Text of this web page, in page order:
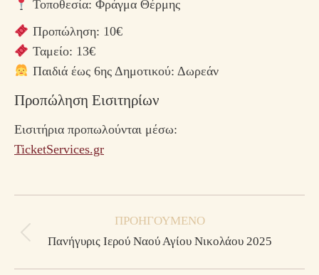
Τοποθεσία: Φράγμα Θέρμης
Προπώληση: 10€
Ταμείο: 13€
Παιδιά έως 6ης Δημοτικού: Δωρεάν
Προπώληση Εισιτηρίων
Εισιτήρια προπωλούνται μέσω:
TicketServices.gr
navigation
ΠΡΟΗΓΟΎΜΕΝΟ
Previous
Πανήγυρις Ιερού Ναού Αγίου Νικολάου 2025